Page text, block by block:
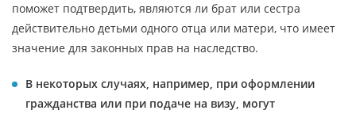
поможет подтвердить, являются ли брат или сестра
действительно детьми одного отца или матери, что имеет
значение для законных прав на наследство.
В некоторых случаях, например, при оформлении
гражданства или при подаче на визу, могут